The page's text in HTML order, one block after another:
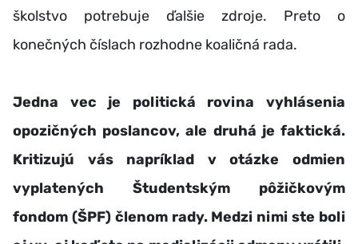
školstvo potrebuje ďalšie zdroje. Preto o
konečných číslach rozhodne koaličná rada.
Jedna vec je politická rovina vyhlásenia
opozičných poslancov, ale druhá je faktická.
Kritizujú vás napríklad v otázke odmien
vyplatených Študentským pôžičkovým
fondom (ŠPF) členom rady. Medzi nimi ste boli